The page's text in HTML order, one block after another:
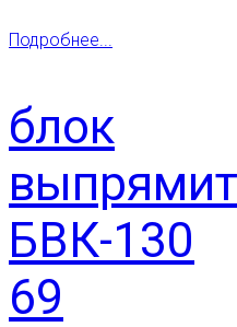
Подробнее...
блок
БВК-130
69